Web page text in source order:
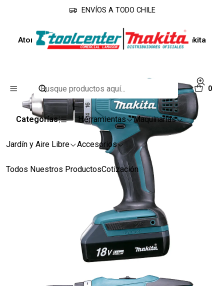
0
Categorías Herramientas Maquinarias
Jardín y Aire Libre Accesorios
Todos Nuestros ProductosCotización
ENVÍOS A TODO CHILE
Inicio Línea Industrial
Atornilladores
Atornillador Inalámbrico 18 Volts DF457DWE Makita